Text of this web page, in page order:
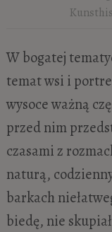
W bogatej
temat wsi i
wysoce ważną
przed nim
czasami z
naturą,
barkach
biedę, nie